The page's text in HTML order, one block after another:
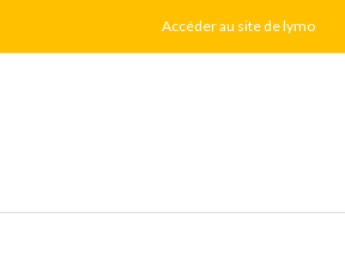
content
Accéder au site de lymo